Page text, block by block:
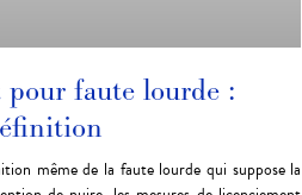
faute lourde :
même de la faute lourde qui suppose la